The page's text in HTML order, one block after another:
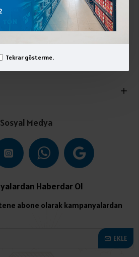
Tekrar gösterme.
Sosyal Medya
Haberdar Ol
abone olarak kampanyalardan
EKLE